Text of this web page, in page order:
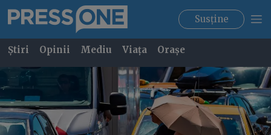
Susține
Știri Opinii Mediu Viața Orașe